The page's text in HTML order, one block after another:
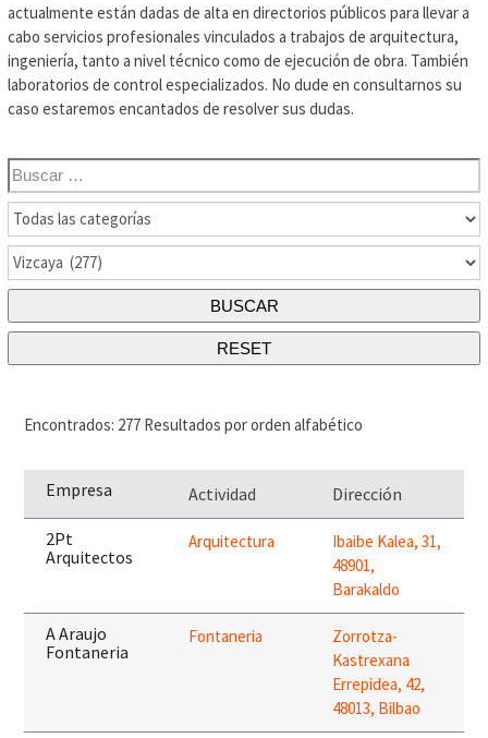
actualmente están dadas de alta en directorios públicos para llevar a
cabo servicios profesionales vinculados a trabajos de arquitectura,
ingeniería, tanto a nivel técnico como de ejecución de obra. También
laboratorios de control especializados. No dude en consultarnos su
caso estaremos encantados de resolver sus dudas.
Encontrados: 277 Resultados por orden alfabético
Empresa Actividad Dirección
2Pt
Arquitectos
Arquitectura
Ibaibe Kalea, 31,
48901,
Barakaldo
A Araujo
Fontaneria
Fontaneria
Zorrotza-
Kastrexana
Errepidea, 42,
48013, Bilbao